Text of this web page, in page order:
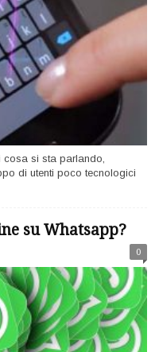
cosa si sta parlando,
di utenti poco tecnologici
su Whatsapp?
0